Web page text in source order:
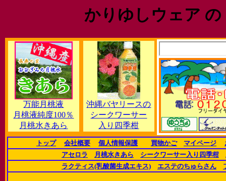
かりゆしウェア
万能月桃液
月桃液純度100％
月桃水きあら
沖縄バヤリースの
シークワーサー
入り四季柑
トップ 会社概要 個人情報保護 買物かご マイページ
アセロラ
月桃水きあら シークワーサー入り四季柑
ラクティス(乳酸菌生成エキス)
エステのちゅらさん